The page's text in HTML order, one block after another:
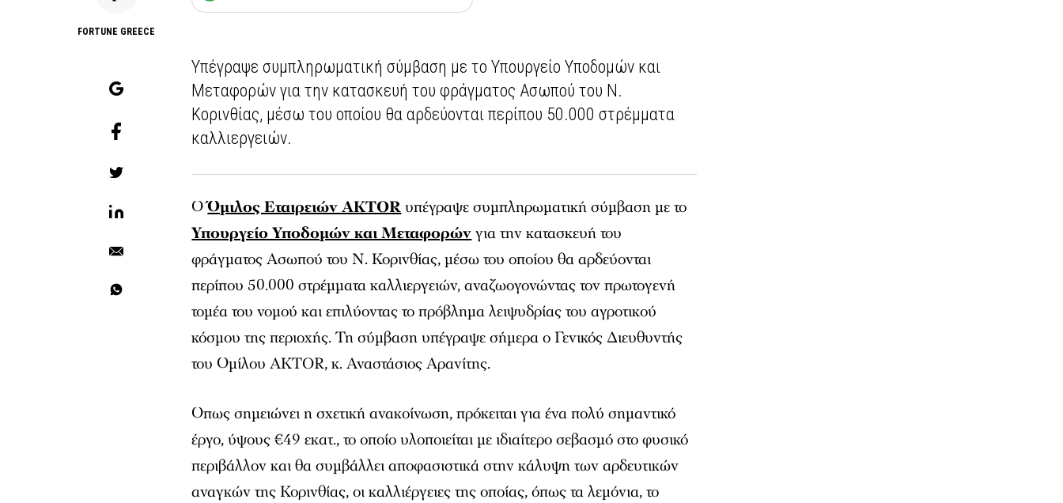
FORTUNE GREECE
Υπέγραψε συμπληρωματική σύμβαση με το Υπουργείο Υποδομών και
Μεταφορών για την κατασκευή του φράγματος Ασωπού του Ν.
Κορινθίας, μέσω του οποίου θα αρδεύονται περίπου 50.000 στρέμματα
καλλιεργειών.
ΟΌμιλος Εταιρειών AKTORυπέγραψε συμπληρωματική σύμβαση με το
Υπουργείο Υποδομών και Μεταφορώνγια την κατασκευή του
φράγματος Ασωπού του Ν. Κορινθίας, μέσω του οποίου θα αρδεύονται
περίπου 50.000 στρέμματα καλλιεργειών, αναζωογονώντας τον πρωτογενή
τομέα του νομού και επιλύοντας το πρόβλημα λειψυδρίας του αγροτικού
κόσμου της περιοχής. Τη σύμβαση υπέγραψε σήμερα ο Γενικός Διευθυντής
του Ομίλου AKTOR, κ. Αναστάσιος Αρανίτης.
Οπως σημειώνει η σχετική ανακοίνωση, πρόκειται για ένα πολύ σημαντικό
έργο, ύψους €49 εκατ., το οποίο υλοποιείται με ιδιαίτερο σεβασμό στο φυσικό
περιβάλλον και θα συμβάλλει αποφασιστικά στην κάλυψη των αρδευτικών
αναγκών της Κορινθίας, οι καλλιέργειες της οποίας, όπως τα λεμόνια, το